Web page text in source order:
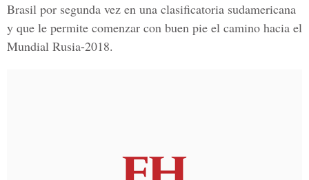
Brasil por segunda vez en una clasificatoria sudamericana
y que le permite comenzar con buen pie el camino hacia el
Mundial Rusia-2018.